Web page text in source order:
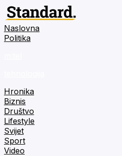
Naslovna
Politika
Hronika
Biznis
Društvo
Lifestyle
Svijet
Sport
Video